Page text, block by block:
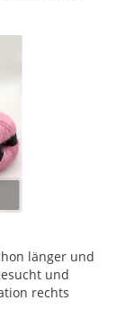
länger und
und
rechts